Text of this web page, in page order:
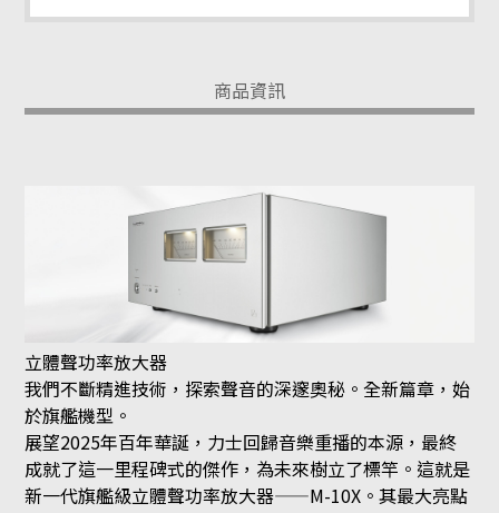
商品資訊
立體聲功率放大器
我們不斷精進技術，探索聲音的深邃奧秘。全新篇章，始
於旗艦機型。
展望2025年百年華誕，力士回歸音樂重播的本源，最終
成就了這一里程碑式的傑作，為未來樹立了標竿。這就是
新一代旗艦級立體聲功率放大器——M-10X。其最大亮點